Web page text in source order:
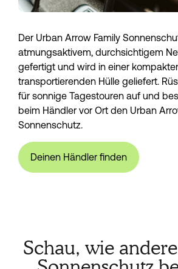
Der Urban Arrow Family
atmungsaktivem, durchsichtigem
gefertigt und wird in einer
transportierenden Hülle geliefert.
für sonnige Tagestouren auf und
beim Händler vor Ort den Urban
Sonnenschutz.
Deinen Händler finden
Schau, wie